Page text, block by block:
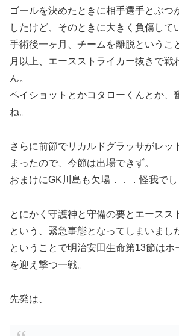
ゴールを決めたときに相手選手とぶつ
したけど、そのときに大きく負傷して
手術後一ヶ月、チームを離脱というこ
月以上、エースストライカー抜きで戦
ん。
ペイショットとかコタローくんとか、
ね。
さらに前節でリカルドグラッサがレッ
まったので、今節は出場できず。
おまけにGK川島も欠場．．．怪我でし
とにかく守護神と守備の要とエースス
という、緊急事態となってしまいまし
ということで明治安田生命第13節はホ
を迎え撃つ一戦。
先発は、